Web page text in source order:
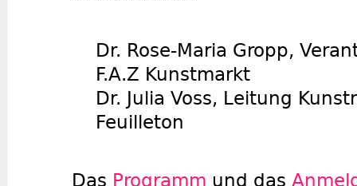
Dr. Rose-Maria Gropp,
F.A.Z Kunstmarkt
Dr. Julia Voss, Leitung
Feuilleton
Das Programm und das